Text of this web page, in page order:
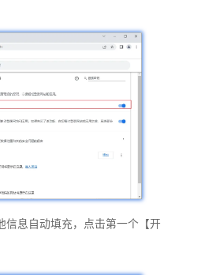
信息自动填充，点击第一个【开